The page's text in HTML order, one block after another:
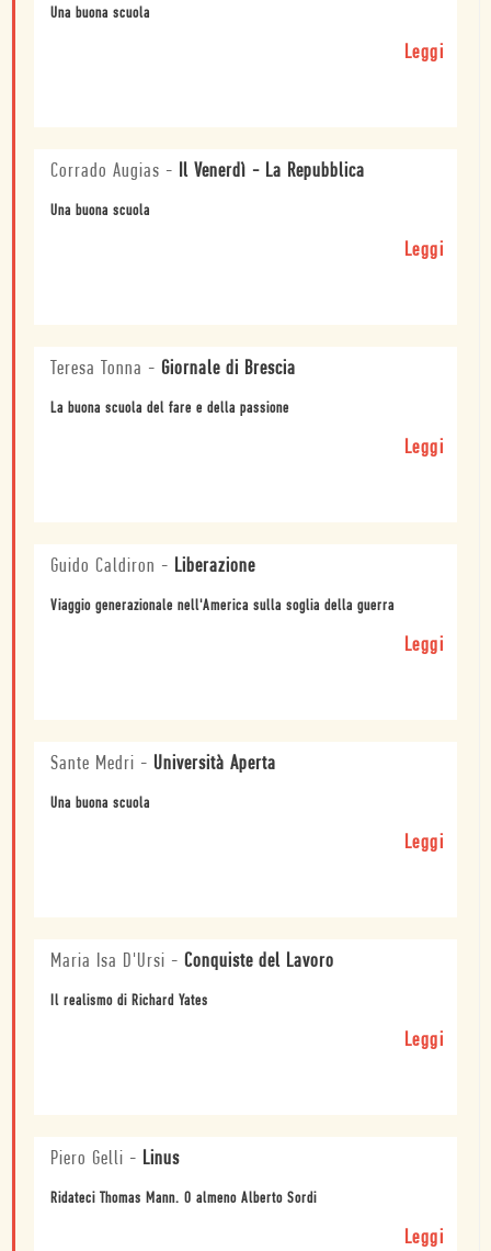
Una buona scuola
Leggi
Corrado Augias - Il Venerdì - La Repubblica
Una buona scuola
Leggi
Teresa Tonna - Giornale di Brescia
La buona scuola del fare e della passione
Leggi
Guido Caldiron - Liberazione
Viaggio generazionale nell'America sulla soglia della guerra
Leggi
Sante Medri - Università Aperta
Una buona scuola
Leggi
Maria Isa D'Ursi - Conquiste del Lavoro
Il realismo di Richard Yates
Leggi
Piero Gelli - Linus
Ridateci Thomas Mann. O almeno Alberto Sordi
Leggi